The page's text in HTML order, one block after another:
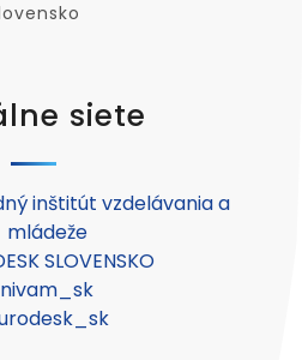
siete
inštitút vzdelávania a
mládeže
SLOVENSKO
nivam_sk